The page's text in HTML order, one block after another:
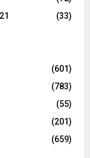
(33)
(601)
(783)
(55)
(201)
(659)